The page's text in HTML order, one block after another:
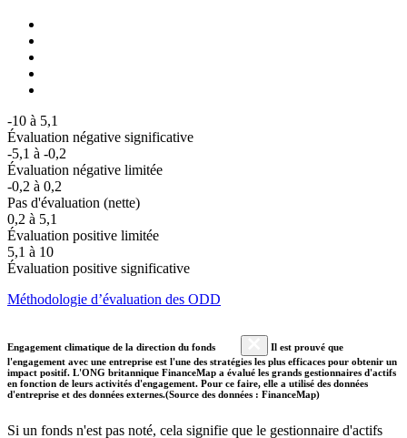
-10 à 5,1
Évaluation négative significative
-5,1 à -0,2
Évaluation négative limitée
-0,2 à 0,2
Pas d'évaluation (nette)
0,2 à 5,1
Évaluation positive limitée
5,1 à 10
Évaluation positive significative
Méthodologie d’évaluation des ODD
Engagement climatique de la direction du fonds
Il est prouvé que
l'engagement avec une entreprise est l'une des stratégies les plus efficaces pour obtenir un
impact positif. L'ONG britannique FinanceMap a évalué les grands gestionnaires d'actifs
en fonction de leurs activités d'engagement. Pour ce faire, elle a utilisé des données
d'entreprise et des données externes.(Source des données : FinanceMap)
Si un fonds n'est pas noté, cela signifie que le gestionnaire d'actifs